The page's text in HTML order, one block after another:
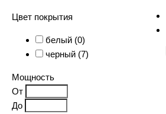
Цвет покрытия
белый (0)
черный (7)
Мощность
От
До